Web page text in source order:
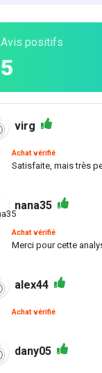
Avis positifs
5
virg
Achat vérifié
Satisfaite, mais très
nana35
Achat vérifié
Merci pour cette
alex44
Achat vérifié
dany05